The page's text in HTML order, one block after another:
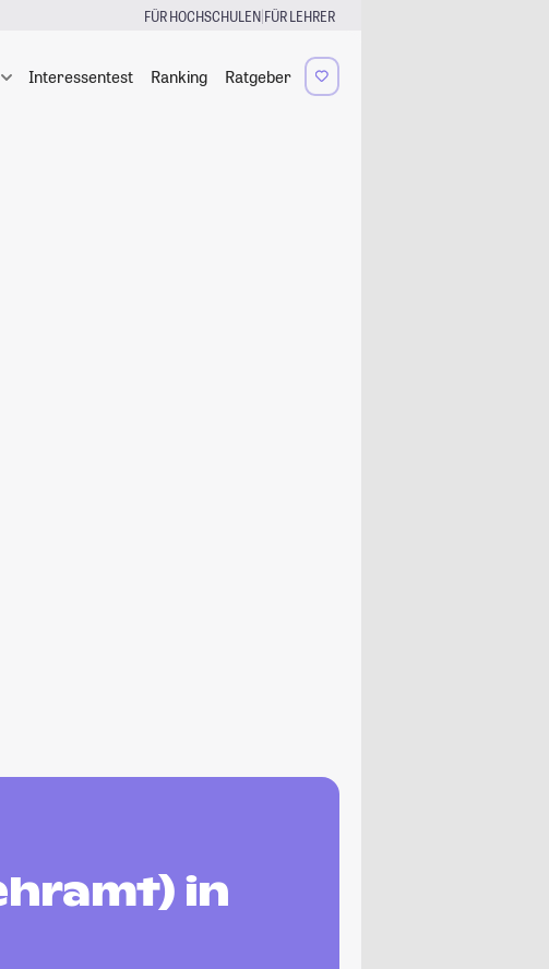
FÜR HOCHSCHULEN|FÜR LEHRER
Interessentest Ranking Ratgeber
in